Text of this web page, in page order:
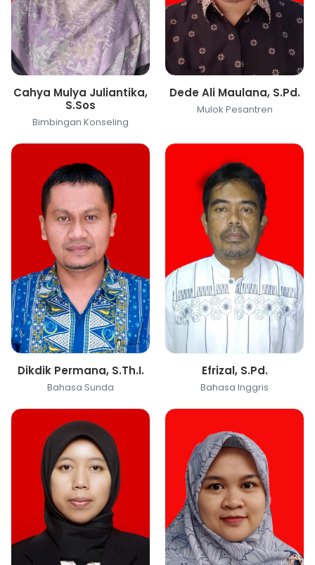
Cahya Mulya Juliantika,
S.Sos
Bimbingan Konseling
Dede Ali Maulana, S.Pd.
Mulok Pesantren
Dikdik Permana, S.Th.I.
Bahasa Sunda
Efrizal, S.Pd.
Bahasa Inggris